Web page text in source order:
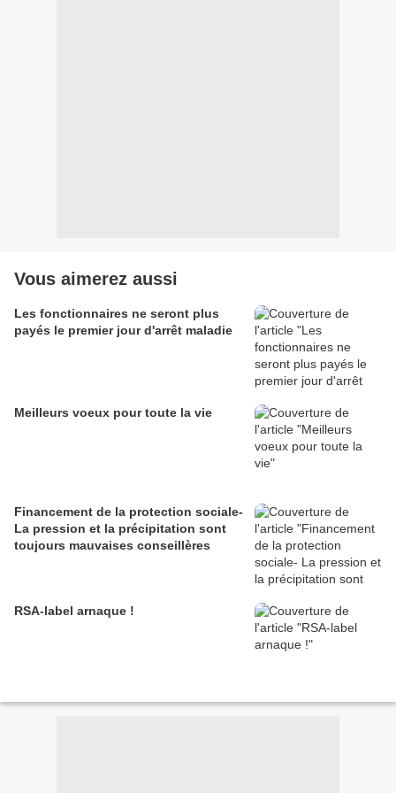
Vous aimerez aussi
Les fonctionnaires ne seront plus
payés le premier jour d'arrêt maladie
Meilleurs voeux pour toute la vie
Financement de la protection sociale-
La pression et la précipitation sont
toujours mauvaises conseillères
RSA-label arnaque !